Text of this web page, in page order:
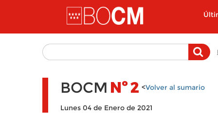
Pasar al contenido principal
BOCM Nº2 <Volver al sumario
Lunes 04 de Enero de 2021